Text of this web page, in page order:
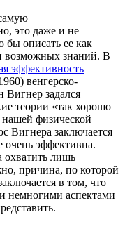
это даже и не
бы описать ее как
возможных знаний. В
эффективность
венгерско-
задался
теории «так хорошо
физической
Вигнера заключается
очень эффективна.
охватить лишь
причина, по которой
в том, что
немногими аспектами